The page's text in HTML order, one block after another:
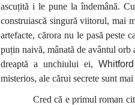
ascuțită i le pune la îndemână.
construiască singură viitorul, mai
artefacte, cărora nu le pasă peste
puțin naivă, mânată de avântul orb
dreaptă a unchiului ei, Whitford
misterios, ale cărui secrete sunt
Cred că e primul roman citit